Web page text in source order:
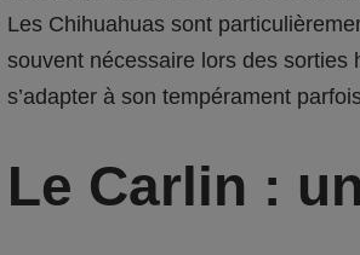
Les Chihuahuas sont
souvent nécessaire lors des sorties
s’adapter à son tempérament
Le Carlin :